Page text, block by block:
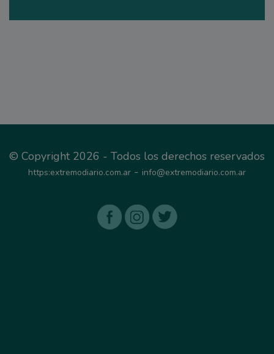
© Copyright 2026 - Todos los derechos reservados
https:extremodiario.com.ar - info@extremodiario.com.ar